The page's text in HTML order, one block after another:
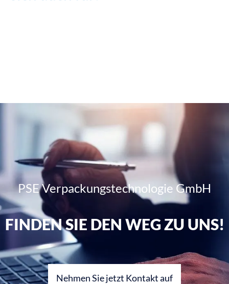
PSE Verpackungstechnologie GmbH
FINDEN SIE DEN WEG ZU UNS!
Nehmen Sie jetzt Kontakt auf